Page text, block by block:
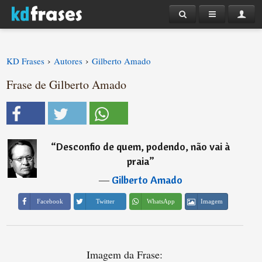
KD Frases › Autores › Gilberto Amado
Frase de Gilberto Amado
“Desconfio de quem, podendo, não vai à
praia”
―Gilberto Amado
Facebook Twitter WhatsApp Imagem
Imagem da Frase: